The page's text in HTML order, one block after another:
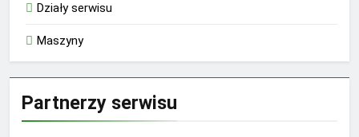
Działy serwisu
Maszyny
Partnerzy serwisu